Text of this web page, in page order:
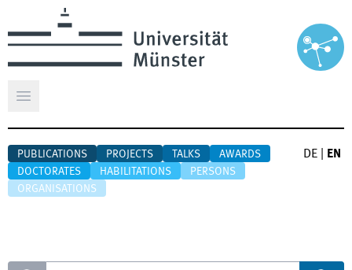
Open main menu
PUBLICATIONS PROJECTS TALKS
AWARDS
DOCTORATES
HABILITATIONS
PERSONS
ORGANISATIONS
DE EN